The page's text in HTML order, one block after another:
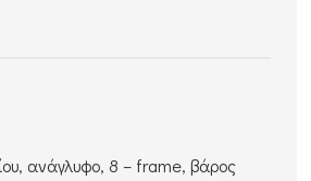
ανάγλυφο, 8 – frame, βάρος